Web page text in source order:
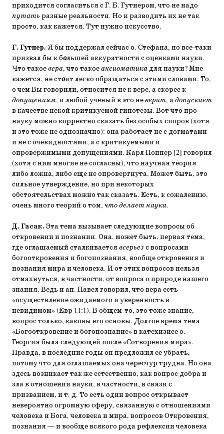
приходится согласиться с Г. Б. Гутнером, что не надо
путать разные реальности. Но и разводить их не так
просто, как кажется. Тут нужно искусство.
Г. Гутнер. Я бы поддержал сейчас о. Стефана, но все-таки
призвал бы к большей аккуратности с оценками науки.
Что такоевера, что такоеаксиоматикадля науки? Мне
кажется, не стоит легко обращаться с этими словами. То,
о чем Вы говорили, относится не к вере, а скорее к
допущениям, и любой ученый в это неверит, адопускает
в качестве некой критикуемой гипотезы. Вот что про
науку можно корректно сказать без особых споров (хотя
и это тоже не однозначно): она работает не с догматами
и не с очевидностями, а с критикуемыми и
опровержимыми допущениями. Карл Поппер [2] говорил
(хотя с ним многие не согласны), что научная теория
либо ложна, либо еще не опровергнута. Может быть, это
сильное утверждение, но при некоторых
обстоятельствах можно так сказать. Есть, к сожалению,
очень много теорий о том, что делает наука.
Д. Гасак. Эта тема вызывает следующие вопросы об
откровении и познании. Она, может быть, первая тема,
где оглашаемый сталкиваетсявсерьез с вопросами
богооткровения и богопознания, вообще откровения и
познания мира и человека. И от этих вопросов нельзя
отмахнуться, в частности, от вопроса о природе нашего
знания. Ведь и ап. Павел говорил, что вера есть
«осуществление ожидаемого и уверенность в
невидимом» (Евр 11:1). В общем-то, это тоже знание,
вопрос только, каковы его основы. Долгое время тема
«Богооткровение и богопознание» в катехизисе о.
Георгия была следующей после «Сотворения мира».
Правда, в последние годы он предложил ее убрать,
потому что для оглашаемых она чересчур трудна. Но она
здесь возникает так же естественно, как вопрос добра и
зла в отношении науки, в частности, в связи с
призванием, и т. д. То есть один вопрос открывает
невероятно огромную сферу, связанную с отношениями
человека и Бога, человека и мира, вопросов Откровения,
познания — и вообще всякого рода рефлексии человека